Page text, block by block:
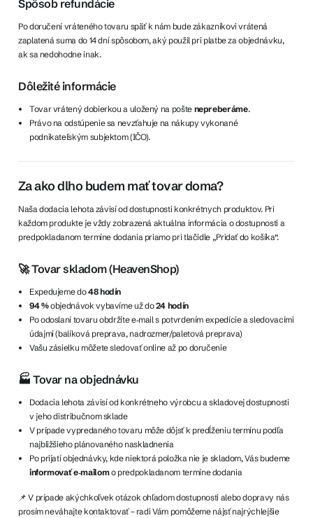
Spôsob refundácie
Po doručení vráteného tovaru späť k nám bude zákazníkovi vrátená
zaplatená suma do 14 dní spôsobom, aký použil pri platbe za objednávku,
ak sa nedohodne inak.
Dôležité informácie
Tovar vrátený dobierkou a uložený na pošte nepreberáme.
Právo na odstúpenie sa nevzťahuje na nákupy vykonané
podnikateľským subjektom (IČO).
Za ako dlho budem mať tovar doma?
Naša dodacia lehota závisí od dostupnosti konkrétnych produktov. Pri
každom produkte je vždy zobrazená aktuálna informácia o dostupnosti a
predpokladanom termíne dodania priamo pri tlačidle „Pridať do košíka“.
🚀 Tovar skladom (HeavenShop)
Expedujeme do48 hodín
94 %objednávok vybavíme už do24 hodín
Po odoslaní tovaru obdržíte e‑mail s potvrdením expedície a sledovacími
údajmi (balíková preprava, nadrozmer/paletová preprava)
Vašu zásielku môžete sledovať online až po doručenie
🏭 Tovar na objednávku
Dodacia lehota závisí od konkrétneho výrobcu a skladovej dostupnosti
v jeho distribučnom sklade
V prípade vypredaného tovaru môže dôjsť k predĺženiu termínu podľa
najbližšieho plánovaného naskladnenia
Po prijatí objednávky, kde niektorá položka nie je skladom, Vás budeme
informovať e‑mailomo predpokladanom termíne dodania
📌 V prípade akýchkoľvek otázok ohľadom dostupnosti alebo dopravy nás
prosím neváhajte kontaktovať – radi Vám pomôžeme nájsť najrýchlejšie